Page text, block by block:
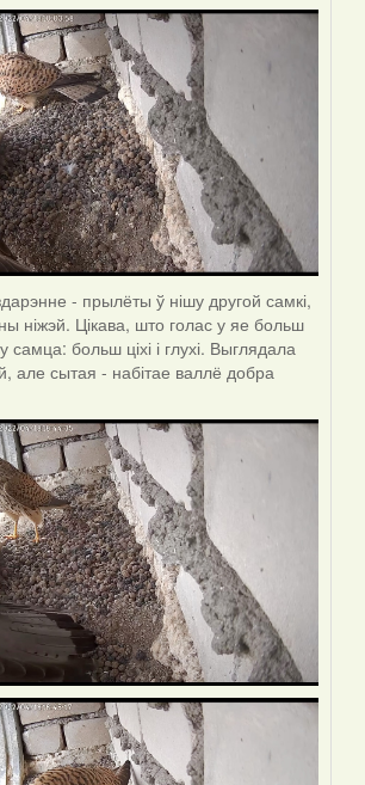
- прылёты ў нішу другой самкі,
ніжэй. Цікава, што голас у яе больш
больш ціхі і глухі. Выглядала
але сытая - набітае валлё добра